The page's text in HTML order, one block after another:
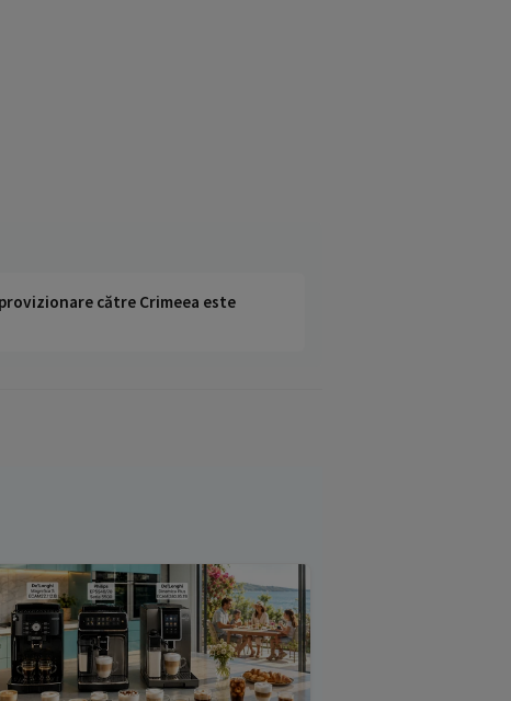
către Crimeea este